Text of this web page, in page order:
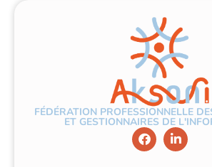
FÉDÉRATION PROFESSIONNELLE
ET GESTIONNAIRES DE